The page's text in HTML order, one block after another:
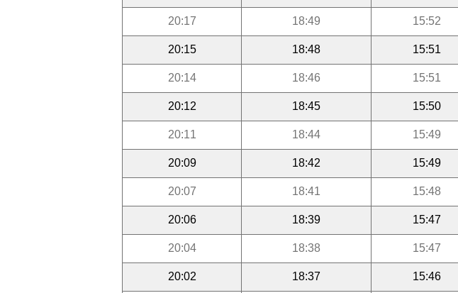
15:52
18:49
20:17
15:51
18:48
20:15
15:51
18:46
20:14
15:50
18:45
20:12
15:49
18:44
20:11
15:49
18:42
20:09
15:48
18:41
20:07
15:47
18:39
20:06
15:47
18:38
20:04
15:46
18:37
20:02